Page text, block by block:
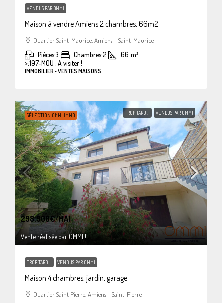
VENDUS PAR OMMI
Maison à vendre Amiens 2 chambres, 66m2
Quartier Saint-Maurice, Amiens - Saint-Maurice
Pièces:3 Chambres:2 66 m²
>:197-MOU : A visiter !
IMMOBILIER - VENTES MAISONS
SÉLECTION OMMI IMMO TROP TARD ! VENDUS PAR OMMI
298.900€/HAI
Vente réalisée par OMMI !
TROP TARD ! VENDUS PAR OMMI
Maison 4 chambres, jardin, garage
Quartier Saint Pierre, Amiens - Saint-Pierre